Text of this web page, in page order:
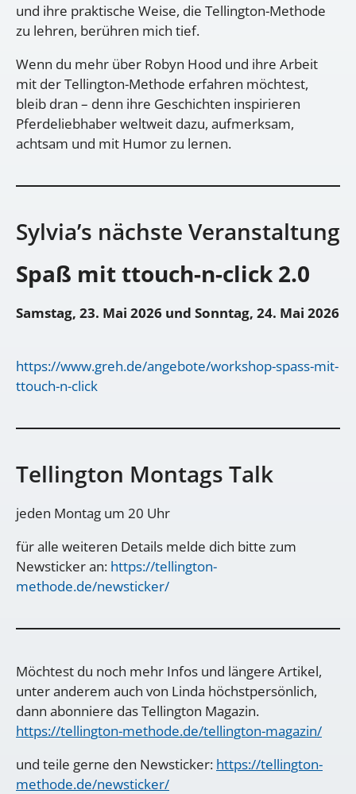
und ihre praktische Weise, die Tellington-Methode
zu lehren, berühren mich tief.
Wenn du mehr über Robyn Hood und ihre Arbeit
mit der Tellington-Methode erfahren möchtest,
bleib dran – denn ihre Geschichten inspirieren
Pferdeliebhaber weltweit dazu, aufmerksam,
achtsam und mit Humor zu lernen.
Sylvia’s nächste Veranstaltung
Spaß mit ttouch-n-click 2.0
Samstag, 23. Mai 2026 und Sonntag, 24. Mai 2026
https://www.greh.de/angebote/workshop-spass-mit-
ttouch-n-click
Tellington Montags Talk
jeden Montag um 20 Uhr
für alle weiteren Details melde dich bitte zum
Newsticker an: https://tellington-
methode.de/newsticker/
Möchtest du noch mehr Infos und längere Artikel,
unter anderem auch von Linda höchstpersönlich,
dann abonniere das Tellington Magazin.
https://tellington-methode.de/tellington-magazin/
und teile gerne den Newsticker: https://tellington-
methode.de/newsticker/